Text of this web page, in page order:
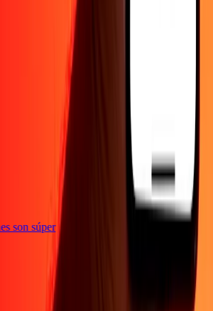
son súper